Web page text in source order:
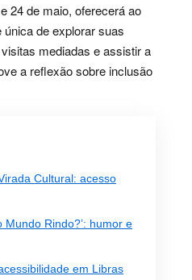
24 de maio, oferecerá ao
de explorar suas
mediadas e assistir a
a reflexão sobre inclusão
Cultural: acesso
Mundo Rindo?’: humor e
em Libras